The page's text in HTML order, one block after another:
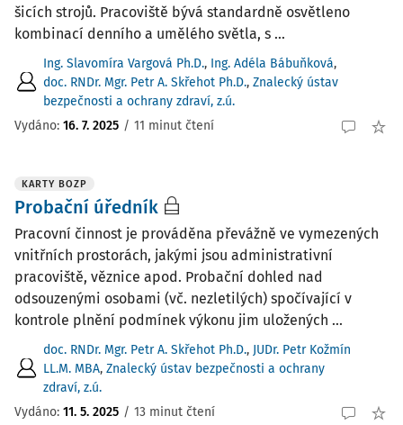
šicích strojů. Pracoviště bývá standardně osvětleno
kombinací denního a umělého světla, s ...
Ing. Slavomíra Vargová Ph.D., Ing. Adéla Bábuňková,
doc. RNDr. Mgr. Petr A. Skřehot Ph.D., Znalecký ústav
bezpečnosti a ochrany zdraví, z.ú.
Vydáno: 16. 7. 2025 / 11 minut čtení
KARTY BOZP
Probační úředník
Pracovní činnost je prováděna převážně ve vymezených
vnitřních prostorách, jakými jsou administrativní
pracoviště, věznice apod. Probační dohled nad
odsouzenými osobami (vč. nezletilých) spočívající v
kontrole plnění podmínek výkonu jim uložených ...
doc. RNDr. Mgr. Petr A. Skřehot Ph.D., JUDr. Petr Kožmín
LL.M. MBA, Znalecký ústav bezpečnosti a ochrany
zdraví, z.ú.
Vydáno: 11. 5. 2025 / 13 minut čtení